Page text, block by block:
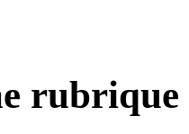
rubrique